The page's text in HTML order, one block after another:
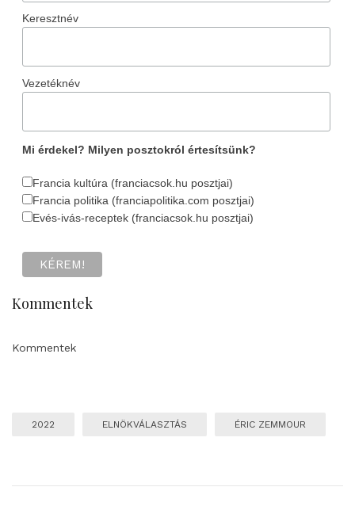
Keresztnév
Vezetéknév
Mi érdekel? Milyen posztokról értesítsünk?
Francia kultúra (franciacsok.hu posztjai)
Francia politika (franciapolitika.com posztjai)
Evés-ivás-receptek (franciacsok.hu posztjai)
Kommentek
Kommentek
2022 ELNÖKVÁLASZTÁS ÉRIC ZEMMOUR